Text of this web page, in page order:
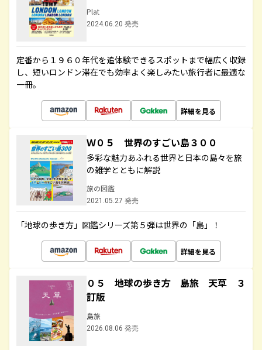
Plat
2024.06.20 発売
定番から１９６０年代を追体験できるスポットまで幅広く収録
し、短いロンドン滞在でも効率よく楽しみたい旅行者に最適な
一冊。
詳細を見る
Ｗ０５ 世界のすごい島３００
多彩な魅力あふれる世界と日本の島々を旅
の雑学とともに解説
旅の図鑑
2021.05.27 発売
「地球の歩き方」図鑑シリーズ第５弾は世界の「島」！
詳細を見る
０５ 地球の歩き方 島旅 天草 ３
訂版
島旅
2026.08.06 発売